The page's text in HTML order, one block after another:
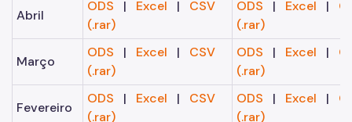
Abril
ODS | Excel | CSV
(.rar)
ODS | Excel |
(.rar)
Março
ODS | Excel | CSV
(.rar)
ODS | Excel |
(.rar)
Fevereiro
ODS | Excel | CSV
(.rar)
ODS | Excel |
(.rar)